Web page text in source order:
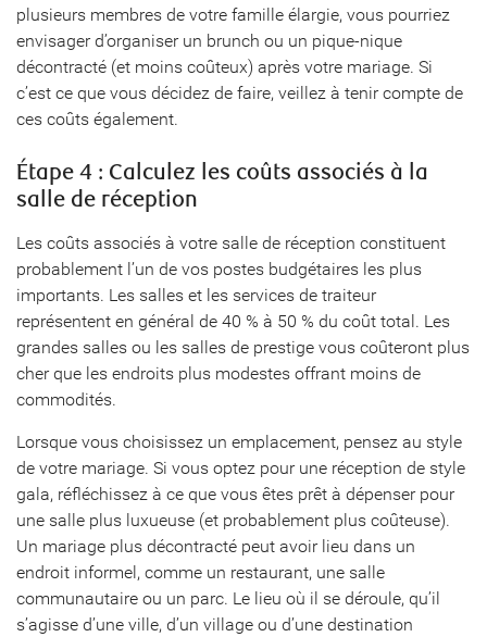
plusieurs membres de votre famille élargie, vous pourriez
envisager d’organiser un brunch ou un pique-nique
décontracté (et moins coûteux) après votre mariage. Si
c’est ce que vous décidez de faire, veillez à tenir compte de
ces coûts également.
Étape 4 : Calculez les coûts associés à la
salle de réception
Les coûts associés à votre salle de réception constituent
probablement l’un de vos postes budgétaires les plus
importants. Les salles et les services de traiteur
représentent en général de 40 % à 50 % du coût total. Les
grandes salles ou les salles de prestige vous coûteront plus
cher que les endroits plus modestes offrant moins de
commodités.
Lorsque vous choisissez un emplacement, pensez au style
de votre mariage. Si vous optez pour une réception de style
gala, réfléchissez à ce que vous êtes prêt à dépenser pour
une salle plus luxueuse (et probablement plus coûteuse).
Un mariage plus décontracté peut avoir lieu dans un
endroit informel, comme un restaurant, une salle
communautaire ou un parc. Le lieu où il se déroule, qu’il
s’agisse d’une ville, d’un village ou d’une destination